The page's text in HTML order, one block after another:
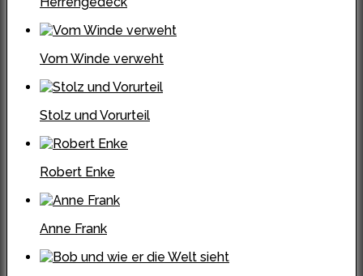
Vom Winde verweht
Stolz und Vorurteil
Robert Enke
Anne Frank